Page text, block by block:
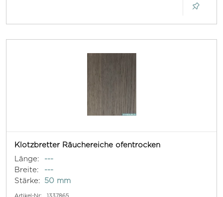
Klotzbretter Räuchereiche ofentrocken
Länge:
---
Breite:
---
Stärke:
50 mm
Artikel-Nr: 1337865